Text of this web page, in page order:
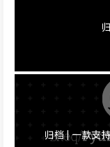
归档 | 一款支